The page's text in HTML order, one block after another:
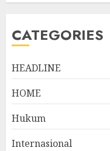
CATEGORIES
HEADLINE
HOME
Hukum
Internasional